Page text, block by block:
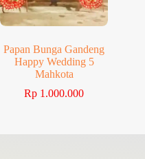
Papan Bunga Gandeng
Happy Wedding 5
Mahkota
Rp 1.000.000